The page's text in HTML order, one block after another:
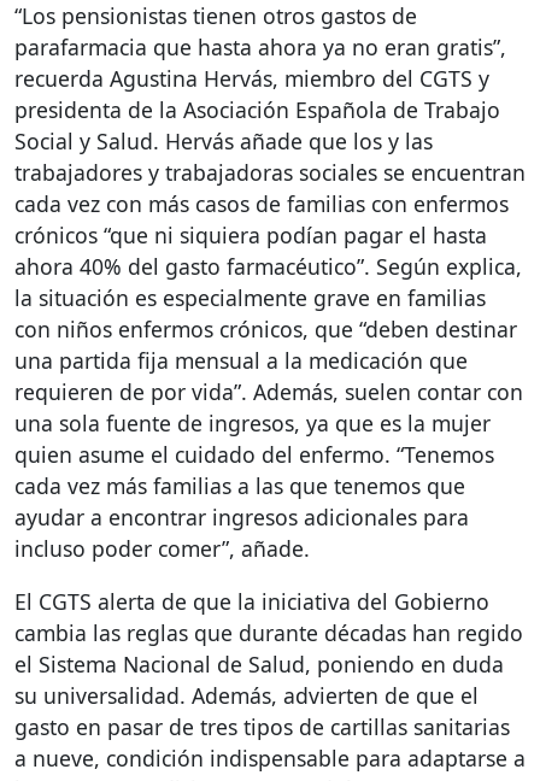
“Los pensionistas tienen otros gastos de
parafarmacia que hasta ahora ya no eran gratis”,
recuerda Agustina Hervás, miembro del CGTS y
presidenta de la Asociación Española de Trabajo
Social y Salud. Hervás añade que los y las
trabajadores y trabajadoras sociales se encuentran
cada vez con más casos de familias con enfermos
crónicos “que ni siquiera podían pagar el hasta
ahora 40% del gasto farmacéutico”. Según explica,
la situación es especialmente grave en familias
con niños enfermos crónicos, que “deben destinar
una partida fija mensual a la medicación que
requieren de por vida”. Además, suelen contar con
una sola fuente de ingresos, ya que es la mujer
quien asume el cuidado del enfermo. “Tenemos
cada vez más familias a las que tenemos que
ayudar a encontrar ingresos adicionales para
incluso poder comer”, añade.
El CGTS alerta de que la iniciativa del Gobierno
cambia las reglas que durante décadas han regido
el Sistema Nacional de Salud, poniendo en duda
su universalidad. Además, advierten de que el
gasto en pasar de tres tipos de cartillas sanitarias
a nueve, condición indispensable para adaptarse a